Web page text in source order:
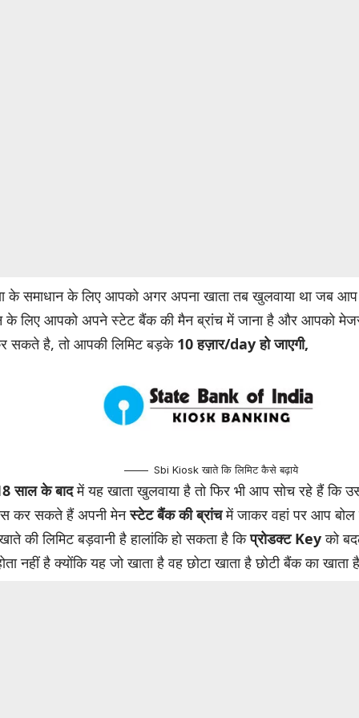
के समाधान के लिए आपको अगर अपना खाता तब खुलवाया था जब
के लिए आपको अपने स्टेट बैंक की मैन ब्रांच में जाना है और आपको
सकते है, तो आपकी लिमिट बड़के 10 हज़ार/day हो जाएगी,
Sbi Kiosk खाते कि लिमिट कैसे बढ़ाये
साल के बादमें यह खाता खुलवाया है तो फिर भी आप सोच रहे हैं कि
कर सकते हैं अपनी मेनस्टेट बैंक की ब्रांचमें जाकर वहां पर आप
की लिमिट बड़वानी है हालांकि हो सकता है किप्रोडक्ट Keyको
नहीं है क्योंकि यह जो खाता है वह छोटा खाता है छोटी बैंक का खाता